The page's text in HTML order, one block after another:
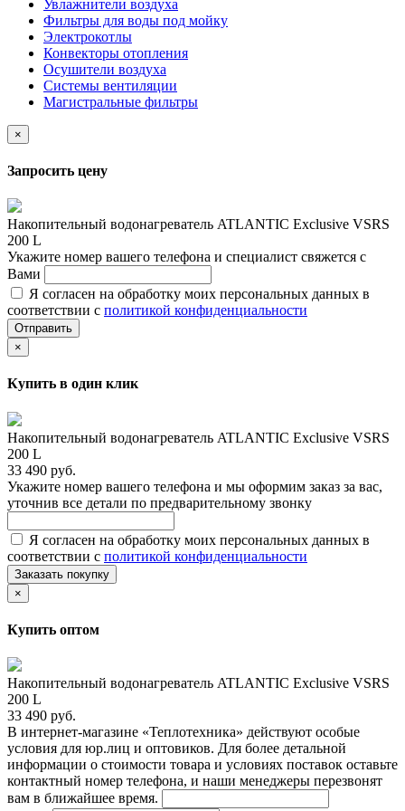
Увлажнители воздуха
Фильтры для воды под мойку
Электрокотлы
Конвекторы отопления
Осушители воздуха
Системы вентиляции
Магистральные фильтры
×
Запросить цену
Накопительный водонагреватель ATLANTIC Exclusive VSRS
200 L
Укажите номер вашего телефона и специалист свяжется с
Вами
Я согласен на обработку моих персональных данных в
соответствии с политикой конфиденциальности
Отправить
×
Купить в один клик
Накопительный водонагреватель ATLANTIC Exclusive VSRS
200 L
33 490 руб.
Укажите номер вашего телефона и мы оформим заказ за вас,
уточнив все детали по предварительному звонку
Я согласен на обработку моих персональных данных в
соответствии с политикой конфиденциальности
Заказать покупку
×
Купить оптом
Накопительный водонагреватель ATLANTIC Exclusive VSRS
200 L
33 490 руб.
В интернет-магазине «Теплотехника» действуют особые
условия для юр.лиц и оптовиков. Для более детальной
информации о стоимости товара и условиях поставок оставьте
контактный номер телефона, и наши менеджеры перезвонят
вам в ближайшее время.